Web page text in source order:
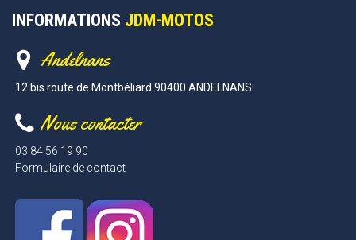
INFORMATIONS JDM-MOTOS
Andelnans
12 bis route de Montbéliard 90400 ANDELNANS
Nous contacter
03 84 56 19 90
Formulaire de contact